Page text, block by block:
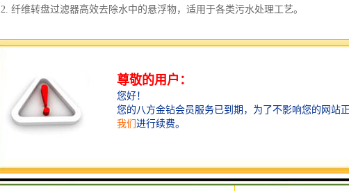
2. 纤维转盘过滤器高效去除水中的悬浮物，适用于各类污水处理工艺。
3. 芬顿反应器和微电解反应器针对难降解有机物的处理，能够有效提升污水处理
5. 生物除臭设备有效去除处理过程中的异味，改善环境卫生。
此外，公司也重视售后服务，可以根据用户的需求提供定制化的水处理方案，确